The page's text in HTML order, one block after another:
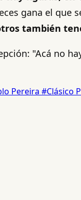
gana el
también
"Acá no
Pereira #Clásico